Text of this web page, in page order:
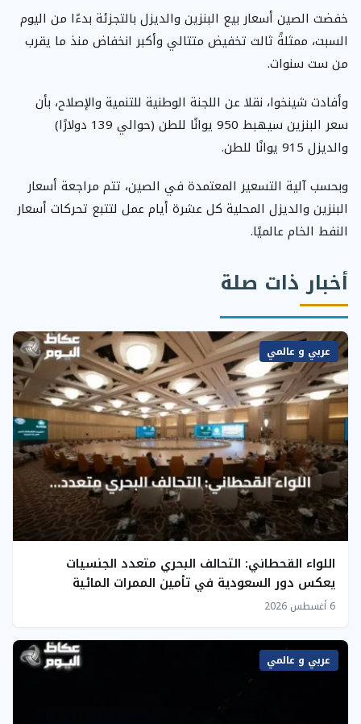
خفضت الصين أسعار بيع البنزين والديزل بالتجزئة بدءًا من اليوم
السبت، ممثلةً ثالث تخفيض متتالي وأكبر انخفاض منذ ما يقرب
من ست سنوات.
وأفادت شينخوا، نقلا عن اللجنة الوطنية للتنمية والإصلاح، بأن
سعر البنزين سيهبط 950 يوانًا للطن (حوالي 139 دولارًا)
والديزل 915 يوانًا للطن.
وبحسب آلية التسعير المعتمدة في الصين، تتم مراجعة أسعار
البنزين والديزل المحلية كل عشرة أيام عمل لتتبع تحركات أسعار
النفط الخام عالميًا.
أخبار ذات صلة
عربي و عالمي
اللواء القحطاني: التحالف البحري متعدد الجنسيات
يعكس دور السعودية في تأمين الممرات المائية
الاستراتيجية
6 أغسطس 2026
عربي و عالمي